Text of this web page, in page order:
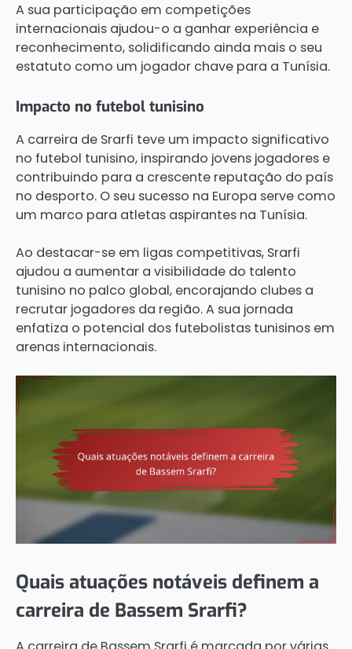
A sua participação em competições
internacionais ajudou-o a ganhar experiência e
reconhecimento, solidificando ainda mais o seu
estatuto como um jogador chave para a Tunísia.
Impacto no futebol tunisino
A carreira de Srarfi teve um impacto significativo
no futebol tunisino, inspirando jovens jogadores e
contribuindo para a crescente reputação do país
no desporto. O seu sucesso na Europa serve como
um marco para atletas aspirantes na Tunísia.
Ao destacar-se em ligas competitivas, Srarfi
ajudou a aumentar a visibilidade do talento
tunisino no palco global, encorajando clubes a
recrutar jogadores da região. A sua jornada
enfatiza o potencial dos futebolistas tunisinos em
arenas internacionais.
Quais atuações notáveis definem a
carreira de Bassem Srarfi?